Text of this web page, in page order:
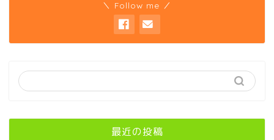
＼ Follow me ／
最近の投稿